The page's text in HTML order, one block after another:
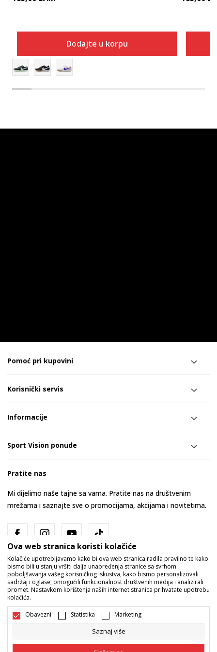
Dodajte u korpu
Pomoć pri kupovini
Korisnički servis
Informacije
Sport Vision ponude
Pratite nas
Mi dijelimo naše tajne sa vama. Pratite nas na društvenim
mrežama i saznajte sve o promocijama, akcijama i novitetima.
Bosna i Hercegovina Promijenite
Ova web stranica koristi kolačiće
Kolačiće upotrebljavamo kako bi ova web stranica radila pravilno te kako
bismo bili u stanju vršiti dalja unapređenja stranice sa svrhom
poboljšavanja vašeg korisničkog iskustva, kako bismo personalizovali
sadržaj i oglase, omogućili funkcionalnost društvenih medija i analizirali
promet. Nastavkom korištenja naših internet stranica prihvatate upotrebu
kolačića.
Obavezni Statistika Marketing
Saznaj više